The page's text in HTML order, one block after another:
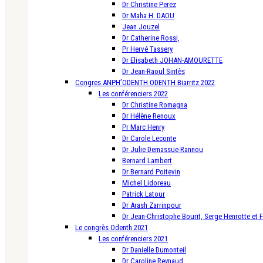
Dr Christine Perez
Dr Maha H. DAOU
Jean Jouzel
Dr Catherine Rossi,
Pr Hervé Tassery
Dr Elisabeth JOHAN-AMOURETTE
Dr Jean-Raoul Sintès
Congres ANPH’ODENTH ODENTH Biarritz 2022
Les conférenciers 2022
Dr Christine Romagna
Dr Hélène Renoux
Pr Marc Henry
Dr Carole Leconte
Dr Julie Demassue-Rannou
Bernard Lambert
Dr Bernard Poitevin
Michel Lidoreau
Patrick Latour
Dr Arash Zarrinpour
Dr Jean-Christophe Bourit, Serge Henrotte et
Le congrès Odenth 2021
Les conférenciers 2021
Dr Danielle Dumonteil
Dr Caroline Reynaud